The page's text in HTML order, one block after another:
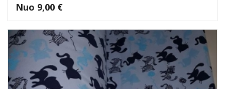
Nuo 9,00 €